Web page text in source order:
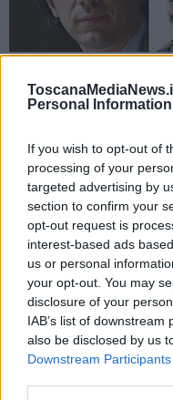
Personal Information
If you wish to opt-out of
processing of your
targeted advertising by
section to confirm your
opt-out request is
interest-based ads
us or personal
your opt-out. You may
disclosure of your
IAB’s list of
also be disclosed by us
Downstream Participants
Marco Cappato e Mina
I due esponenti
accusati di istigazione o
MASSA CARRARA —La
"perché il fatto non
esponenti dell'associazioni
suicidio per la morte di
Aprile 2017 a 53 anni in
Dopo il decesso di Trentini,
tesoriere dell'associazione